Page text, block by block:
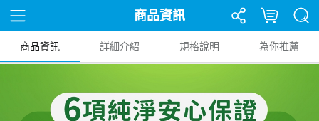
商品資訊
商品資訊 詳細介紹 規格說明 為你推薦